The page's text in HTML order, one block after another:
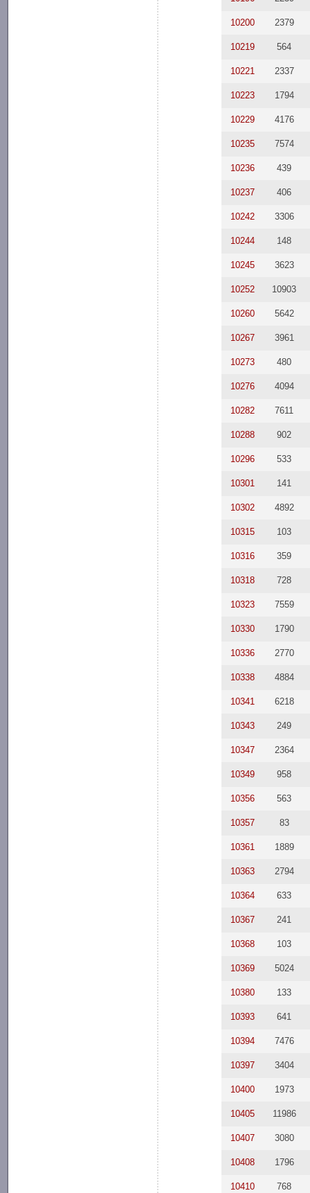
10200 2379
10219 564
10221 2337
10223 1794
10229 4176
10235 7574
10236 439
10237 406
10242 3306
10244 148
10245 3623
10252 10903
10260 5642
10267 3961
10273 480
10276 4094
10282 7611
10288 902
10296 533
10301 141
10302 4892
10315 103
10316 359
10318 728
10323 7559
10330 1790
10336 2770
10338 4884
10341 6218
10343 249
10347 2364
10349 958
10356 563
10357 83
10361 1889
10363 2794
10364 633
10367 241
10368 103
10369 5024
10380 133
10393 641
10394 7476
10397 3404
10400 1973
10405 11986
10407 3080
10408 1796
10410 768